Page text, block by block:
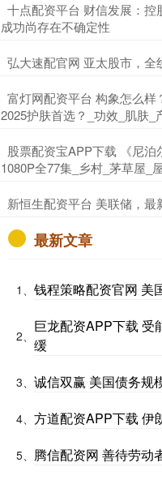
十点配资平台 财信发展：
成功尚存在不确定性
弘大速配官网 亚太股市，全
富灯网配资平台 构象怎么
2025护肤首选？_功效_肌肤_
股票配资宝APP下载 《尼
1080P全77集_乡村_茅草屋_
新恒生配资平台 美联储，最
最新文章
1、 钱程策略配资官网 美
2、
巨龙配资APP下载 受
缓
3、 诚信双赢 美国债务规
4、 方道配资APP下载 伊
5、 腾信配资网 善待劳动